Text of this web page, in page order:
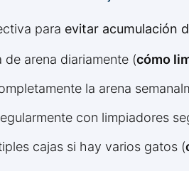
para evitar acumulación
de arena diariamente (cómo
la arena
con limpiadores
cajas si hay varios gatos (